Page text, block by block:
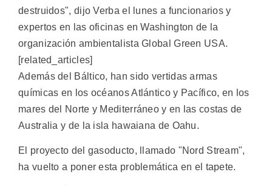
destruidos", dijo Verba el lunes a funcionarios y
expertos en las oficinas en Washington de la
organización ambientalista Global Green USA.
[related_articles]
Además del Báltico, han sido vertidas armas
químicas en los océanos Atlántico y Pacífico, en los
mares del Norte y Mediterráneo y en las costas de
Australia y de la isla hawaiana de Oahu.
El proyecto del gasoducto, llamado "Nord Stream",
ha vuelto a poner esta problemática en el tapete.